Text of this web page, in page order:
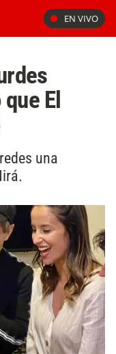
EN VIVO
El
una